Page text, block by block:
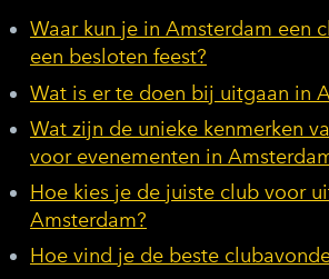
Waar kun je in Amsterdam een
een besloten feest?
Wat is er te doen bij uitgaan in
Wat zijn de unieke kenmerken
voor evenementen in
Hoe kies je de juiste club voor
Amsterdam?
Hoe vind je de beste